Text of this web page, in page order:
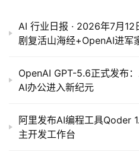
AI 行业日报 · 2026年7月
剧复活山海经+OpenAI进军
OpenAI GPT-5.6正式发布
AI办公进入新纪元
阿里发布AI编程工具Qoder
主开发工作台